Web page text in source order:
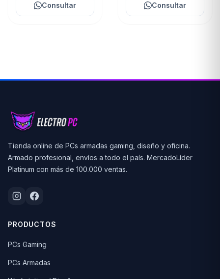
Consultar Consultar
Tienda online de PCs armadas gaming, diseño y oficina.
Armado profesional, envíos a todo el país. MercadoLíder
Platinum con más de 100.000 ventas.
PRODUCTOS
PCs Gaming
PCs Armadas